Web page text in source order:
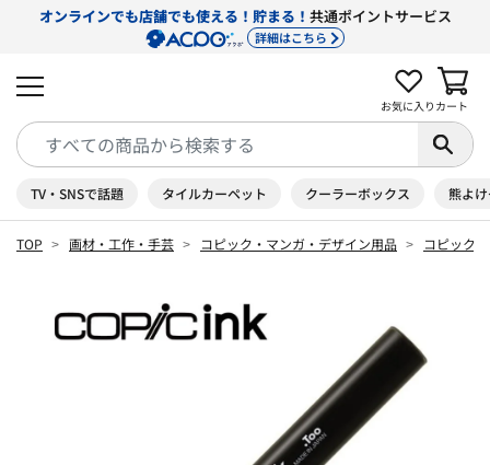
オンラインでも店舗でも使える！貯まる！ 共通ポイントサービス
詳細はこちら
お気に入り カート
TV・SNSで話題 タイルカーペット クーラーボックス 熊よ
TOP 画材・工作・手芸 コピック・マンガ・デザイン用品 コピック